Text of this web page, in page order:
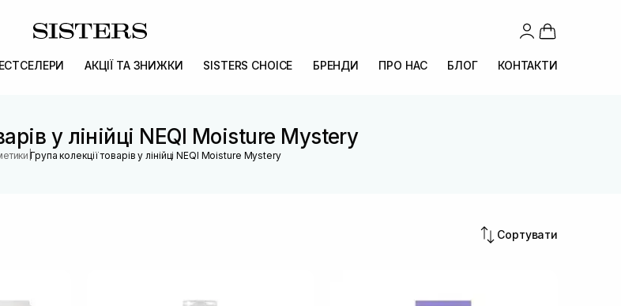
АКЦІЇ ТА ЗНИЖКИ SISTERS CHOICE БРЕНДИ ПРО НАС БЛОГ КОНТАКТИ
у лінійці NEQI Moisture Mystery
|Група колекції товарів у лінійці NEQI Moisture Mystery
Сортувати